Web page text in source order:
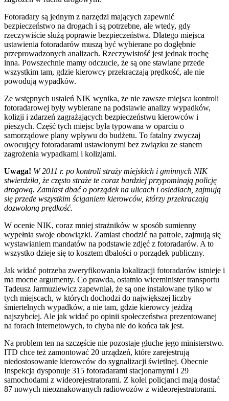
Fotoradary są jednym z narzędzi mających zapewnić
bezpieczeństwo na drogach i są potrzebne, ale wtedy, gdy
rzeczywiście służą poprawie bezpieczeństwa. Dlatego miejsca
ustawienia fotoradarów muszą być wybierane po dogłębnie
przeprowadzonych analizach. Rzeczywistość jest jednak trochę
inna. Powszechnie mamy odczucie, że są one stawiane przede
wszystkim tam, gdzie kierowcy przekraczają prędkość, ale nie
powodują wypadków.
Ze wstępnych ustaleń NIK wynika, że nie zawsze miejsca kontroli
fotoradarowej były wybierane na podstawie analizy wypadków,
kolizji i zdarzeń zagrażających bezpieczeństwu kierowców i
pieszych. Część tych miejsc była typowana w oparciu o
samorządowe plany wpływu do budżetu. To fatalny zwyczaj
owocujący fotoradarami ustawionymi bez związku ze stanem
zagrożenia wypadkami i kolizjami.
Uwaga! W 2011 r. po kontroli straży miejskich i gminnych NIK
stwierdziła, że często straże te coraz bardziej przypominają policję
drogową. Zamiast dbać o porządek na ulicach i osiedlach, zajmują
się przede wszystkim ściganiem kierowców, którzy przekraczają
dozwoloną prędkość.
W ocenie NIK, coraz mniej strażników w sposób sumienny
wypełnia swoje obowiązki. Zamiast chodzić na patrole, zajmują się
wystawianiem mandatów na podstawie zdjęć z fotoradarów. A to
wszystko dzieje się to kosztem dbałości o porządek publiczny.
Jak widać potrzeba zweryfikowania lokalizacji fotoradarów istnieje i
ma mocne argumenty. Co prawda, ostatnio wiceminister transportu
Tadeusz Jarmuziewicz zapewniał, że są one instalowane tylko w
tych miejscach, w których dochodzi do największej liczby
śmiertelnych wypadków, a nie tam, gdzie kierowcy jeżdżą
najszybciej. Ale jak widać po opinii społeczeństwa prezentowanej
na forach internetowych, to chyba nie do końca tak jest.
Na problem ten na szczęście nie pozostaje głuche jego ministerstwo.
ITD chce też zamontować 20 urządzeń, które zarejestrują
niedostosowanie kierowców do sygnalizacji świetlnej. Obecnie
Inspekcja dysponuje 315 fotoradarami stacjonarnymi i 29
samochodami z wideorejestratorami. Z kolei policjanci mają dostać
87 nowych nieoznakowanych radiowozów z wideorejestratorami.